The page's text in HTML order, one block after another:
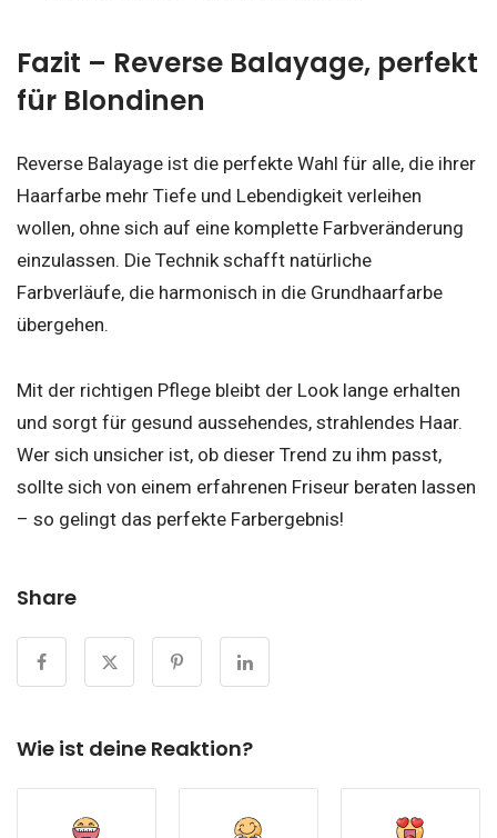
Fazit – Reverse Balayage, perfekt
für Blondinen
Reverse Balayage ist die perfekte Wahl für alle, die ihrer
Haarfarbe mehr Tiefe und Lebendigkeit verleihen
wollen, ohne sich auf eine komplette Farbveränderung
einzulassen. Die Technik schafft natürliche
Farbverläufe, die harmonisch in die Grundhaarfarbe
übergehen.
Mit der richtigen Pflege bleibt der Look lange erhalten
und sorgt für gesund aussehendes, strahlendes Haar.
Wer sich unsicher ist, ob dieser Trend zu ihm passt,
sollte sich von einem erfahrenen Friseur beraten lassen
– so gelingt das perfekte Farbergebnis!
Share
Wie ist deine Reaktion?